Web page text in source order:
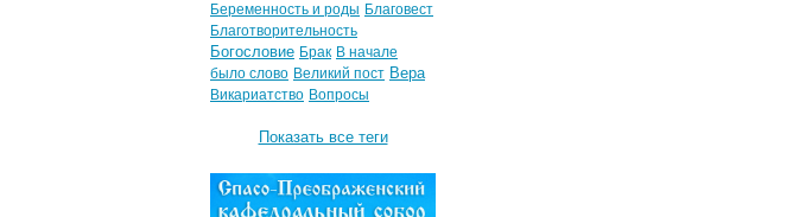
Беременность и роды Благовест
Благотворительность
Богословие Брак В начале
было слово Великий пост Вера
Викариатство Вопросы
Показать все теги